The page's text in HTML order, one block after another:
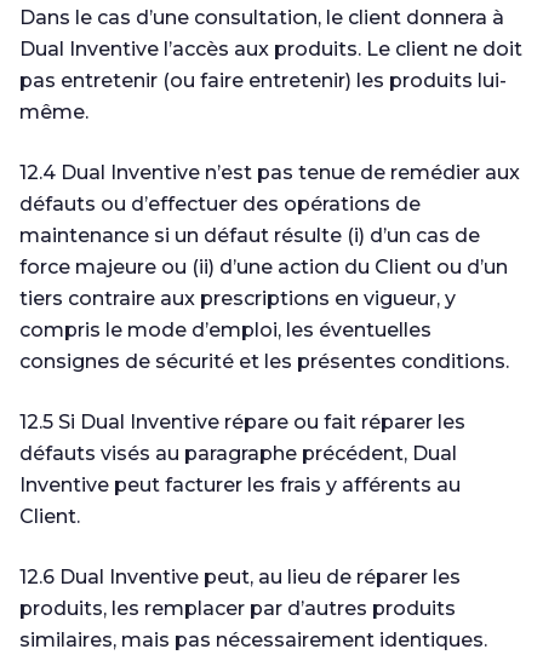
Dans le cas d’une consultation, le client donnera à
Dual Inventive l’accès aux produits. Le client ne doit
pas entretenir (ou faire entretenir) les produits lui-
même.
12.4 Dual Inventive n’est pas tenue de remédier aux
défauts ou d’effectuer des opérations de
maintenance si un défaut résulte (i) d’un cas de
force majeure ou (ii) d’une action du Client ou d’un
tiers contraire aux prescriptions en vigueur, y
compris le mode d’emploi, les éventuelles
consignes de sécurité et les présentes conditions.
12.5 Si Dual Inventive répare ou fait réparer les
défauts visés au paragraphe précédent, Dual
Inventive peut facturer les frais y afférents au
Client.
12.6 Dual Inventive peut, au lieu de réparer les
produits, les remplacer par d’autres produits
similaires, mais pas nécessairement identiques.